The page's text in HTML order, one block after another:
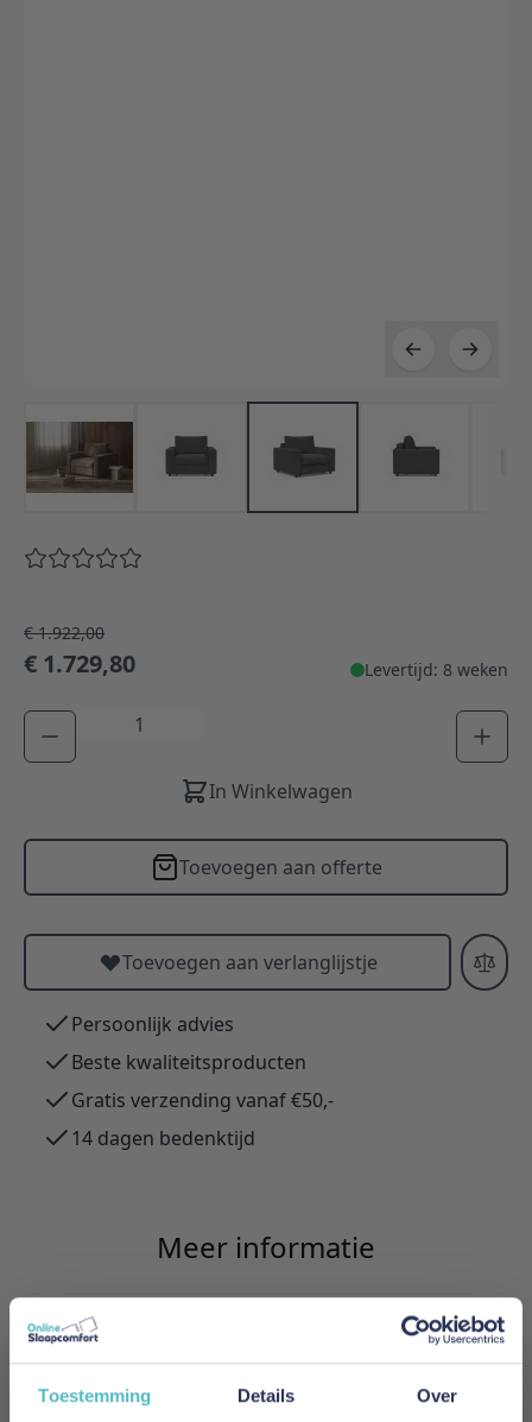
Toestemming Details Over
€ 1.922,00
€ 1.729,80 Levertijd: 8 weken
Aantal
In Winkelwagen
Toevoegen aan offerte
Toevoegen aan verlanglijstje
Persoonlijk advies
Beste kwaliteitsproducten
Gratis verzending vanaf €50,-
14 dagen bedenktijd
Meer informatie
Merk